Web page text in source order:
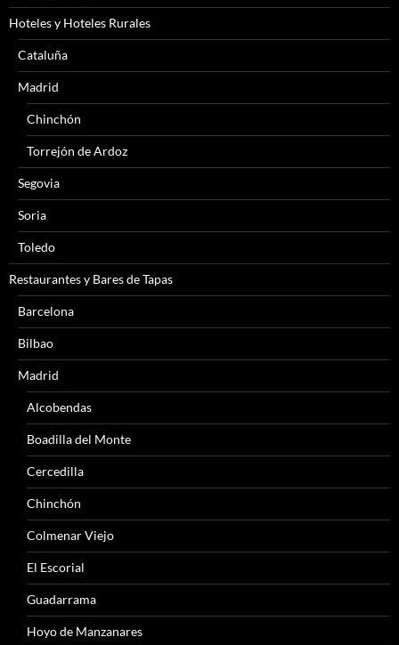
Hoteles y Hoteles Rurales
Cataluña
Madrid
Chinchón
Torrejón de Ardoz
Segovia
Soria
Toledo
Restaurantes y Bares de Tapas
Barcelona
Bilbao
Madrid
Alcobendas
Boadilla del Monte
Cercedilla
Chinchón
Colmenar Viejo
El Escorial
Guadarrama
Hoyo de Manzanares